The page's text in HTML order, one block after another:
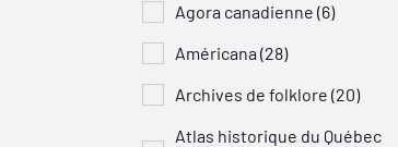
Agora canadienne (6)
Américana (28)
Archives de folklore (20)
Atlas historique du Québec